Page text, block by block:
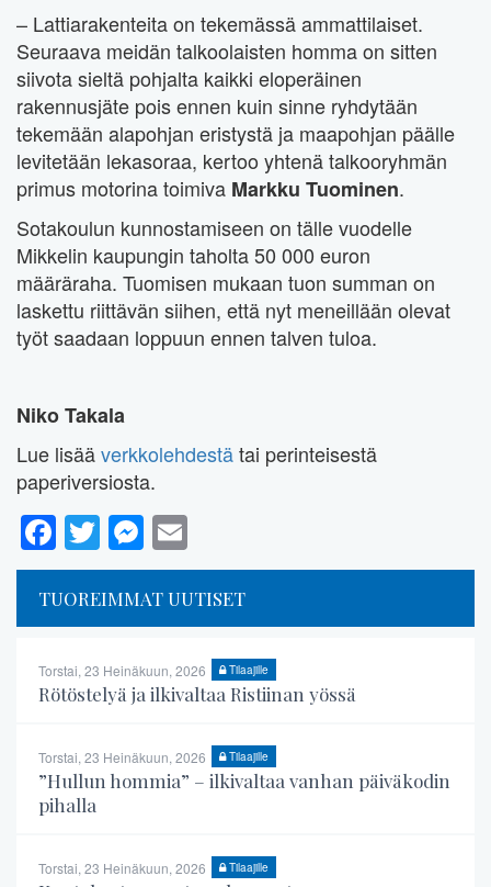
– Lattiarakenteita on tekemässä ammattilaiset.
Seuraava meidän talkoolaisten homma on sitten
siivota sieltä pohjalta kaikki eloperäinen
rakennusjäte pois ennen kuin sinne ryhdytään
tekemään alapohjan eristystä ja maapohjan päälle
levitetään lekasoraa, kertoo yhtenä talkooryhmän
primus motorina toimiva Markku Tuominen.
Sotakoulun kunnostamiseen on tälle vuodelle
Mikkelin kaupungin taholta 50 000 euron
määräraha. Tuomisen mukaan tuon summan on
laskettu riittävän siihen, että nyt meneillään olevat
työt saadaan loppuun ennen talven tuloa.
Niko Takala
Lue lisääverkkolehdestätai perinteisestä
paperiversiosta.
Facebook
TwitterMessenger
TUOREIMMAT UUTISET
Torstai, 23 Heinäkuun, 2026 Tilaajille
Rötöstelyä ja ilkivaltaa Ristiinan yössä
Torstai, 23 Heinäkuun, 2026 Tilaajille
”Hullun hommia” – ilkivaltaa vanhan päiväkodin
pihalla
Torstai, 23 Heinäkuun, 2026 Tilaajille